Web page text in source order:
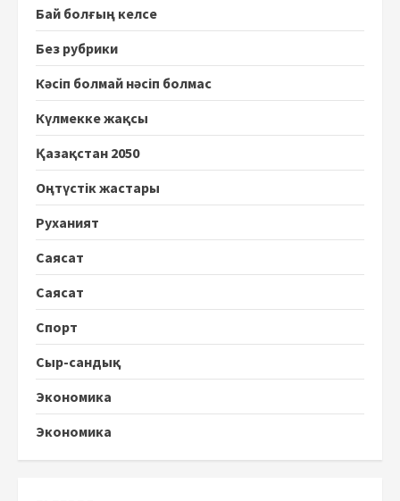
Бай болғың келсе
Без рубрики
Кәсіп болмай нәсіп болмас
Күлмекке жақсы
Қазақстан 2050
Оңтүстік жастары
Руханият
Саясат
Саясат
Спорт
Сыр-сандық
Экономика
Экономика